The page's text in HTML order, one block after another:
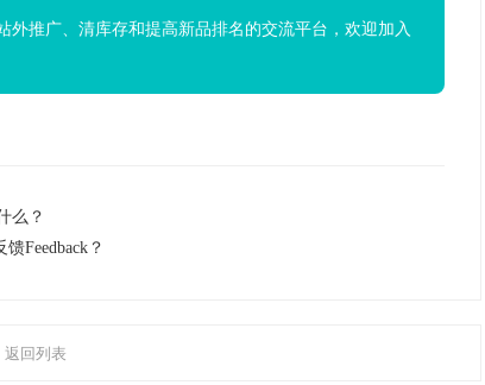
外推广、清库存和提高新品排名的交流平台，欢迎加入
么？
Feedback？
返回列表